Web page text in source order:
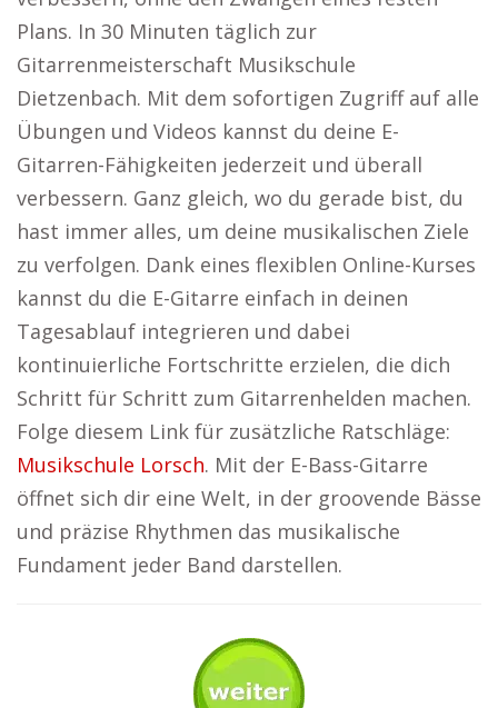
Plans. In 30 Minuten täglich zur
Gitarrenmeisterschaft Musikschule
Dietzenbach. Mit dem sofortigen Zugriff auf alle
Übungen und Videos kannst du deine E-
Gitarren-Fähigkeiten jederzeit und überall
verbessern. Ganz gleich, wo du gerade bist, du
hast immer alles, um deine musikalischen Ziele
zu verfolgen. Dank eines flexiblen Online-Kurses
kannst du die E-Gitarre einfach in deinen
Tagesablauf integrieren und dabei
kontinuierliche Fortschritte erzielen, die dich
Schritt für Schritt zum Gitarrenhelden machen.
Folge diesem Link für zusätzliche Ratschläge:
Musikschule Lorsch. Mit der E-Bass-Gitarre
öffnet sich dir eine Welt, in der groovende Bässe
und präzise Rhythmen das musikalische
Fundament jeder Band darstellen.